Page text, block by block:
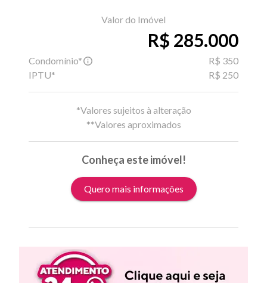
Valor do Imóvel
R$ 285.000
Condomínio*
R$ 350
IPTU*
R$ 250
*Valores sujeitos à alteração
**Valores aproximados
Conheça este imóvel!
Quero mais informações